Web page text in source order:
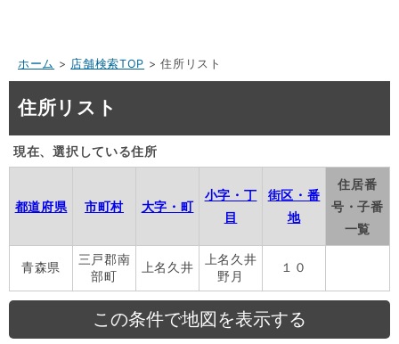
ホーム > 店舗検索TOP > 住所リスト
住所リスト
現在、選択している住所
都道府県 市町村 大字・町
小字・丁
目
街区・番
地
住居番
号・子番
一覧
青森県
三戸郡南
部町
上名久井
上名久井
野月
１０